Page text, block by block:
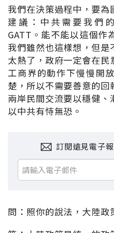
我們在決策過程中，要為
建議：中共需要我們
GATT。能不能以這個作
我們雖然也這樣想，但
太熱了，政府一定會在民
工商界的動作下慢慢開
楚，所以不需要善意的回
兩岸民間交流要以穩健
以中共有恃無恐。
訂閱遠見電子
問：照你的說法，大陸政